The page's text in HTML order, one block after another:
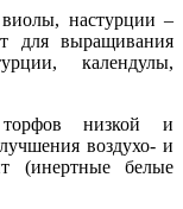
настурции –
для выращивания
календулы,
низкой и
воздухо- и
(инертные белые